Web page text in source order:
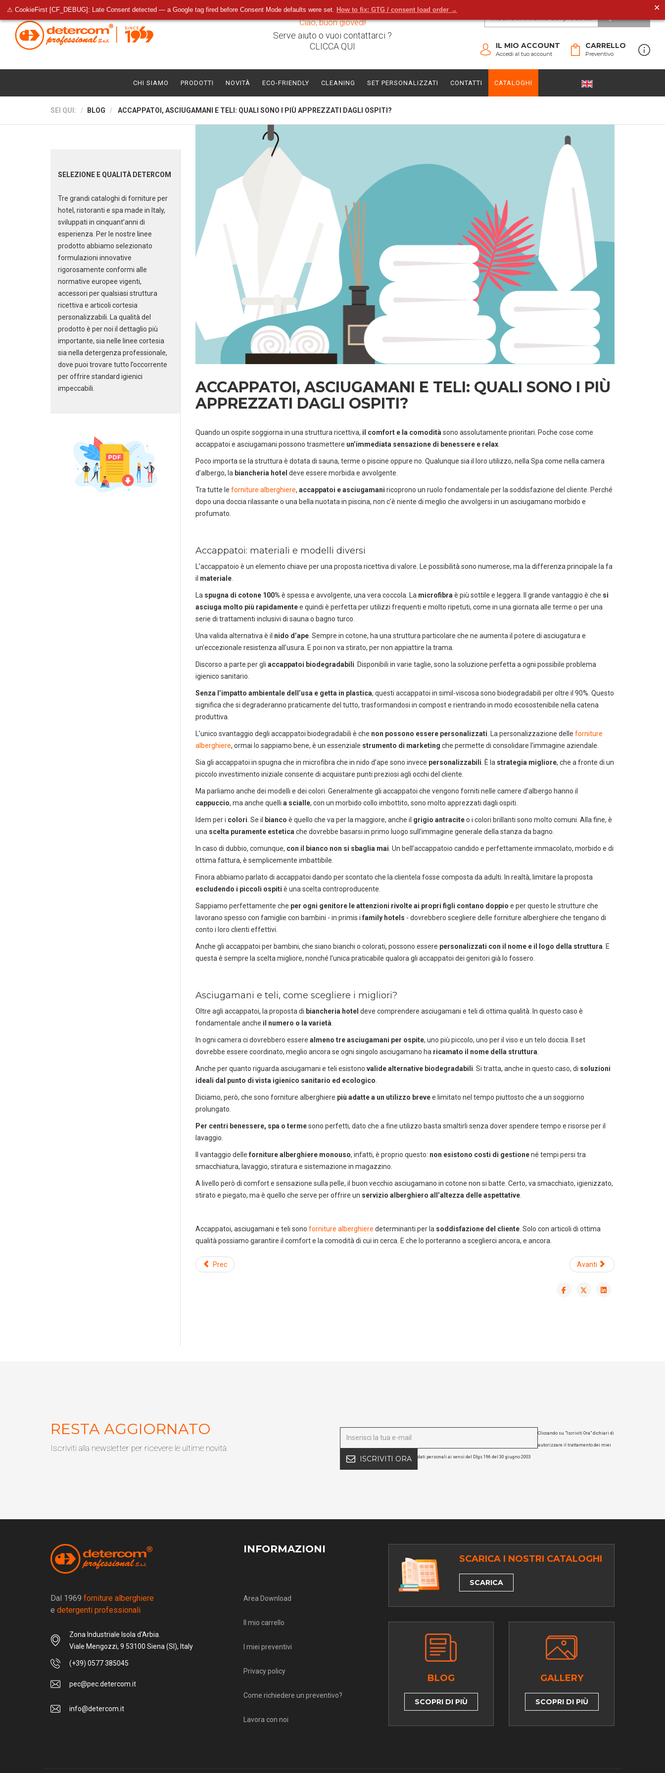
⚠ CookieFirst [CF_DEBUG]: Late Consent detected — a Google tag fired before Consent Mode defaults were set. How to fix: GTG / consent load order → ✕
Ciao, buon giovedì!
Serve aiuto o vuoi contattarci ?
CLICCA QUI
CARRELLO
Preventivo
IL MIO ACCOUNT
Accedi al tuo account
CHI SIAMO PRODOTTI NOVITÀ ECO-FRIENDLY CLEANING SET PERSONALIZZATI CONTATTI CATALOGHI
SEI QUI: BLOG ACCAPPATOI, ASCIUGAMANI E TELI: QUALI SONO I PIÙ APPREZZATI DAGLI OSPITI?
DEDICACI UN ALTRO SECONDO
Puoi facilmente conoscere tutti i nostri prodotti
scaricando i cataloghi in PDF.
CLICCA SULLE IMMAGINI
Scarica il catalogo horeca
Forniture per hotel, ristoranti e spa
Scarica il catalogo cleaning
Soluzioni per la pulizia professionale
SELEZIONE E QUALITÀ DETERCOM
Tre grandi cataloghi di forniture per
hotel, ristoranti e spa made in Italy,
sviluppati in cinquant’anni di
esperienza. Per le nostre linee
prodotto abbiamo selezionato
formulazioni innovative
rigorosamente conformi alle
normative europee vigenti,
accessori per qualsiasi struttura
ricettiva e articoli cortesia
personalizzabili. La qualità del
prodotto è per noi il dettaglio più
importante, sia nelle linee cortesia
sia nella detergenza professionale,
dove puoi trovare tutto l’occorrente
per offrire standard igienici
impeccabili.
ACCAPPATOI, ASCIUGAMANI E TELI: QUALI SONO I PIÙ
APPREZZATI DAGLI OSPITI?
Quando un ospite soggiorna in una struttura ricettiva, il comfort e la comodità sono assolutamente prioritari. Poche cose come
accappatoi e asciugamani possono trasmettere un’immediata sensazione di benessere e relax.
Poco importa se la struttura è dotata di sauna, terme o piscine oppure no. Qualunque sia il loro utilizzo, nella Spa come nella camera
d’albergo, la biancheria hotel deve essere morbida e avvolgente.
Tra tutte le forniture alberghiere, accappatoi e asciugamani ricoprono un ruolo fondamentale per la soddisfazione del cliente. Perché
dopo una doccia rilassante o una bella nuotata in piscina, non c’è niente di meglio che avvolgersi in un asciugamano morbido e
profumato.
Accappatoi: materiali e modelli diversi
L’accappatoio è un elemento chiave per una proposta ricettiva di valore. Le possibilità sono numerose, ma la differenza principale la fa
il materiale.
La spugna di cotone 100% è spessa e avvolgente, una vera coccola. La microfibra è più sottile e leggera. Il grande vantaggio è che si
asciuga molto più rapidamentee quindi è perfetta per utilizzi frequenti e molto ripetuti, come in una giornata alle terme o per una
serie di trattamenti inclusivi di sauna o bagno turco.
Una valida alternativa è il nido d’ape. Sempre in cotone, ha una struttura particolare che ne aumenta il potere di asciugatura e
un’eccezionale resistenza all'usura. E poi non va stirato, per non appiattire la trama.
Discorso a parte per gli accappatoi biodegradabili . Disponibili in varie taglie, sono la soluzione perfetta a ogni possibile problema
igienico sanitario.
Senza l’impatto ambientale dell’usa e getta in plastica, questi accappatoi in simil-viscosa sono biodegradabili per oltre il 90%. Questo
significa che si degraderanno praticamente del tutto, trasformandosi in compost e rientrando in modo ecosostenibile nella catena
produttiva.
L’unico svantaggio degli accappatoi biodegradabili è che non possono essere personalizzati . La personalizzazione delle forniture
alberghiere, ormai lo sappiamo bene, è un essenziale strumento di marketing che permette di consolidare l’immagine aziendale.
Sia gli accappatoi in spugna che in microfibra che in nido d’ape sono invece personalizzabili . È la strategia migliore, che a fronte di un
piccolo investimento iniziale consente di acquistare punti preziosi agli occhi del cliente.
Ma parliamo anche dei modelli e dei colori. Generalmente gli accappatoi che vengono forniti nelle camere d’albergo hanno il
cappuccio, ma anche quelli a scialle, con un morbido collo imbottito, sono molto apprezzati dagli ospiti.
Idem per i colori . Se il bianco è quello che va per la maggiore, anche il grigio antraciteo i colori brillanti sono molto comuni. Alla fine, è
una scelta puramente estetica che dovrebbe basarsi in primo luogo sull’immagine generale della stanza da bagno.
In caso di dubbio, comunque, con il bianco non si sbaglia mai . Un bell’accappatoio candido e perfettamente immacolato, morbido e di
ottima fattura, è semplicemente imbattibile.
Finora abbiamo parlato di accappatoi dando per scontato che la clientela fosse composta da adulti. In realtà, limitare la proposta
escludendo i piccoli ospiti è una scelta controproducente.
Sappiamo perfettamente che per ogni genitore le attenzioni rivolte ai propri figli contano doppio e per questo le strutture che
lavorano spesso con famiglie con bambini - in primis i family hotels - dovrebbero scegliere delle forniture alberghiere che tengano di
conto i loro clienti effettivi.
Anche gli accappatoi per bambini, che siano bianchi o colorati, possono essere personalizzati con il nome e il logo della struttura . E
questa è sempre la scelta migliore, nonché l’unica praticabile qualora gli accappatoi dei genitori già lo fossero.
Asciugamani e teli, come scegliere i migliori?
Oltre agli accappatoi, la proposta di biancheria hotel deve comprendere asciugamani e teli di ottima qualità. In questo caso è
fondamentale anche il numero o la varietà
In ogni camera ci dovrebbero essere almeno tre asciugamani per ospite, uno più piccolo, uno per il viso e un telo doccia. Il set
dovrebbe essere coordinato, meglio ancora se ogni singolo asciugamano ha ricamato il nome della struttura
Anche per quanto riguarda asciugamani e teli esistono valide alternative biodegradabili . Si tratta, anche in questo caso, di soluzioni
ideali dal punto di vista igienico sanitario ed ecologico
Diciamo, però, che sono forniture alberghiere più adatte a un utilizzo brevee limitato nel tempo piuttosto che a un soggiorno
prolungato.
Per centri benessere, spa o termesono perfetti, dato che a fine utilizzo basta smaltirli senza dover spendere tempo e risorse per il
lavaggio.
Il vantaggio delle forniture alberghiere monouso, infatti, è proprio questo: non esistono costi di gestionené tempi persi tra
smacchiatura, lavaggio, stiratura e sistemazione in magazzino.
A livello però di comfort e sensazione sulla pelle, il buon vecchio asciugamano in cotone non si batte. Certo, va smacchiato, igienizzato,
stirato e piegato, ma è quello che serve per offrire un servizio alberghiero all’altezza delle aspettative.
Accappatoi, asciugamani e teli sono forniture alberghiere determinanti per la soddisfazione del cliente. Solo con articoli di ottima
qualità possiamo garantire il comfort e la comodità di cui in cerca. E che lo porteranno a sceglierci ancora, e ancora.
Prec Avanti
RESTA AGGIORNATO
Iscriviti alla newsletter per ricevere le ultime novità
ISCRIVITI ORA
Cliccando su "Iscriviti Ora" dichiari di
autorizzare il trattamento dei miei
dati personali ai sensi del Dlgs 196 del 30 giugno 2003
Dal 1969 forniture alberghiere
e detergenti professionali
Zona Industriale Isola d'Arbia.
Viale Mengozzi, 9 53100 Siena (SI), Italy
(+39) 0577 385045
pec@pec.detercom.it
info@detercom.it
INFORMAZIONI
Area Download
Il mio carrello
I miei preventivi
Privacy policy
Come richiedere un preventivo?
Lavora con noi
SCARICA I NOSTRI CATALOGHI
SCARICA
BLOG
SCOPRI DI PIÙ
GALLERY
SCOPRI DI PIÙ